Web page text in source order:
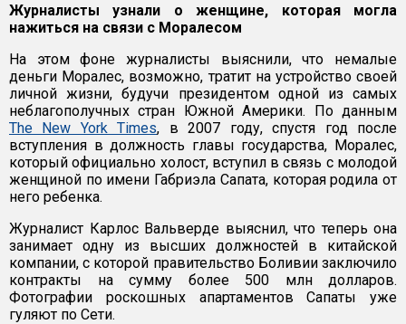
Журналисты узнали о женщине, которая могла
нажиться на связи с Моралесом
На этом фоне журналисты выяснили, что немалые
деньги Моралес, возможно, тратит на устройство своей
личной жизни, будучи президентом одной из самых
неблагополучных стран Южной Америки. По данным
The New York Times, в 2007 году, спустя год после
вступления в должность главы государства, Моралес,
который официально холост, вступил в связь с молодой
женщиной по имени Габриэла Сапата, которая родила от
него ребенка.
Журналист Карлос Вальверде выяснил, что теперь она
занимает одну из высших должностей в китайской
компании, с которой правительство Боливии заключило
контракты на сумму более 500 млн долларов.
Фотографии роскошных апартаментов Сапаты уже
гуляют по Сети.